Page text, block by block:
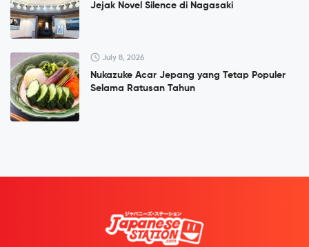
Jejak Novel Silence di Nagasaki
July 8, 2026
Nukazuke Acar Jepang yang Tetap Populer
Selama Ratusan Tahun